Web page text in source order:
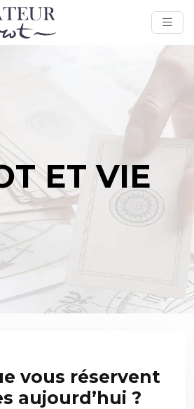
ET VIE
vous réservent
aujourd’hui ?